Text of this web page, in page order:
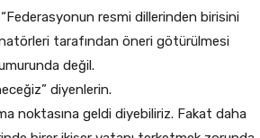
resmi dillerinden birisini
tarafından öneri götürülmesi
değil.
diyenlerin.
noktasına geldi diyebiliriz. Fakat daha